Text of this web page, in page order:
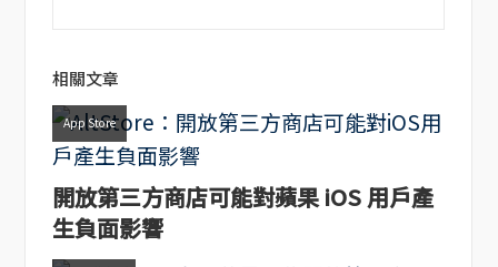
相關文章
App Store
開放第三方商店可能對蘋果 iOS 用戶產
生負面影響